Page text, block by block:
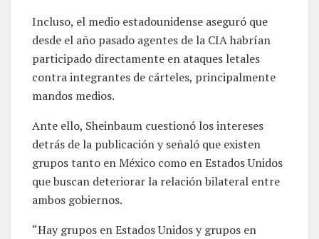
Incluso, el medio estadounidense aseguró que
desde el año pasado agentes de la CIA habrían
participado directamente en ataques letales
contra integrantes de cárteles, principalmente
mandos medios.
Ante ello, Sheinbaum cuestionó los intereses
detrás de la publicación y señaló que existen
grupos tanto en México como en Estados Unidos
que buscan deteriorar la relación bilateral entre
ambos gobiernos.
“Hay grupos en Estados Unidos y grupos en